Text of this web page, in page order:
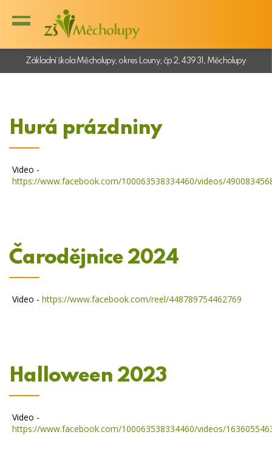
Základní škola Měcholupy, okres Louny, čp 2, 439 31, Měcholupy
Hurá prázdniny
Video -
https://www.facebook.com/100063538334460/videos/
Čarodějnice 2024
Video - https://www.facebook.com/reel/448789754462769
Halloween 2023
Video -
https://www.facebook.com/100063538334460/videos/